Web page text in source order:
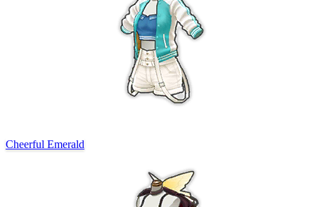
Cheerful Emerald